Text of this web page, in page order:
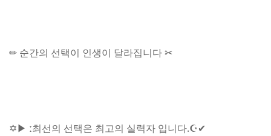
✏ 순간의 선택이 인생이 달라집니다 ✂
✡▶ ː최선의 선택은 최고의 실력자 입니다.☪✔